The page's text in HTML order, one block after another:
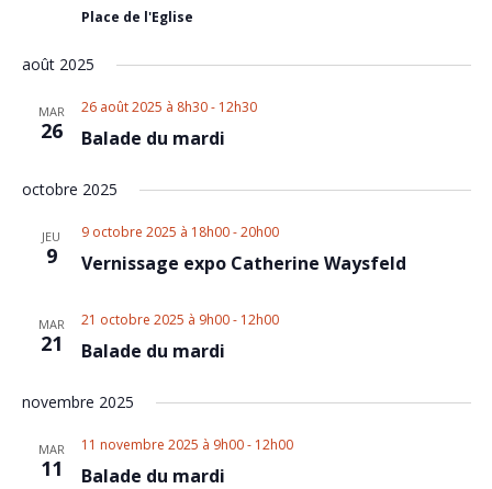
Place de l'Eglise
août 2025
MAR
26
26 août 2025 à 8h30- 12h30
Balade du mardi
octobre 2025
JEU
9
9 octobre 2025 à 18h00-20h00
Vernissage expo Catherine Waysfeld
MAR
21
21 octobre 2025 à 9h00- 12h00
Balade du mardi
novembre 2025
MAR
11
11 novembre 2025 à 9h00- 12h00
Balade du mardi